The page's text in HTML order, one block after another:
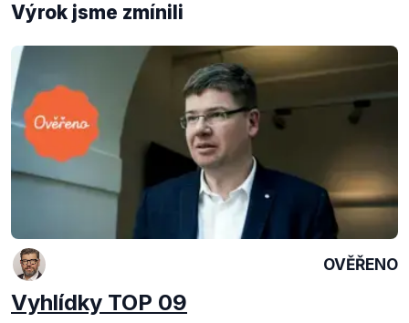
Výrok jsme zmínili
OVĚŘENO
Vyhlídky TOP 09